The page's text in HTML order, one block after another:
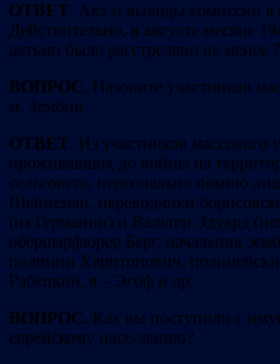
ОТВЕТ. Акт и выводы комиссии я
Действительно, в августе месяце
детьми было расстреляно не менее
ВОПРОС. Назовите участников
м. Зембин.
ОТВЕТ. Из участников массового
проживавших до войны на
сельсовета, персонально помню
Шейнеман, переводчики
(из Германии) и Вальтер Эдуард
обершарфюрер Берг, начальник
полиции Харитонович,
Рабецкий, я – Эгоф и др.
ВОПРОС. Как вы поступили с
еврейскому насе-лению?